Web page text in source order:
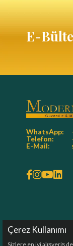
E-
WhatsApp:
Telefon:
E-Mail:
Çerez Kullanımı
Sizlere en iyi alışveriş